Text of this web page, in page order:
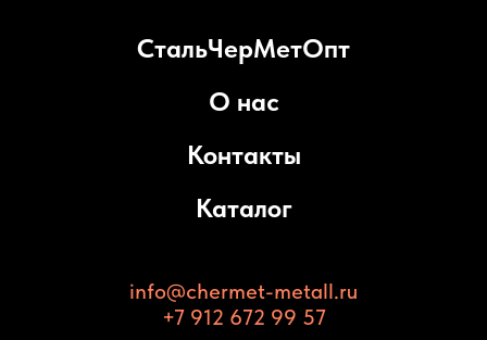
СтальЧерМетОпт
О нас
Контакты
Каталог
info@chermet-metall.ru
+7 912 672 99 57